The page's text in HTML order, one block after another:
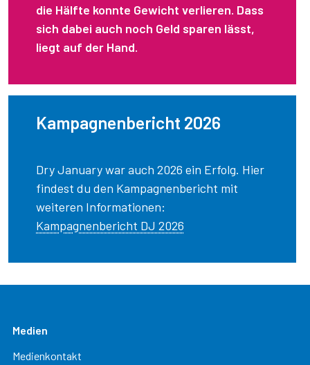
die Hälfte konnte Gewicht verlieren. Dass
sich dabei auch noch Geld sparen lässt,
liegt auf der Hand.
Kampagnenbericht 2026
Dry January war auch 2026 ein Erfolg. Hier
findest du den Kampagnenbericht mit
weiteren Informationen:
Kampagnenbericht DJ 2026
Medien
Medienkontakt